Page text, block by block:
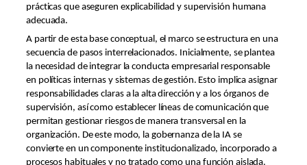
prácticas que aseguren explicabilidad y supervisión humana
adecuada.
A partir de esta base conceptual, el marco se estructura en una
secuencia de pasos interrelacionados. Inicialmente, se plantea
la necesidad de integrar la conducta empresarial responsable
en políticas internas y sistemas de gestión. Esto implica asignar
responsabilidades claras a la alta dirección y a los órganos de
supervisión, así como establecer líneas de comunicación que
permitan gestionar riesgos de manera transversal en la
organización. De este modo, la gobernanza de la IA se
convierte en un componente institucionalizado, incorporado a
procesos habituales y no tratado como una función aislada.